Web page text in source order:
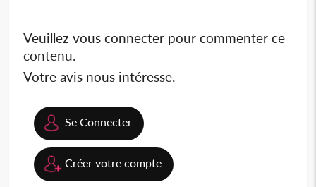
Veuillez vous connecter pour commenter ce
contenu.
Votre avis nous intéresse.
Se Connecter
Créer votre compte